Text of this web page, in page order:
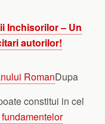
Inchisorilor – Un
autorilor!
Dupa
constitui in cel